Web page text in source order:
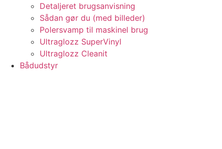
Detaljeret brugsanvisning
Sådan gør du (med billeder)
Polersvamp til maskinel brug
Ultraglozz SuperVinyl
Ultraglozz Cleanit
Bådudstyr